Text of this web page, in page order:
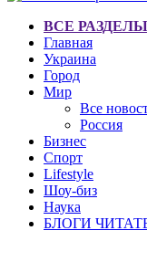
ВСЕ РАЗДЕЛЫ
Главная
Украина
Город
Мир
Все
Россия
Бизнес
Спорт
Lifestyle
Шоу-биз
Наука
БЛОГИ